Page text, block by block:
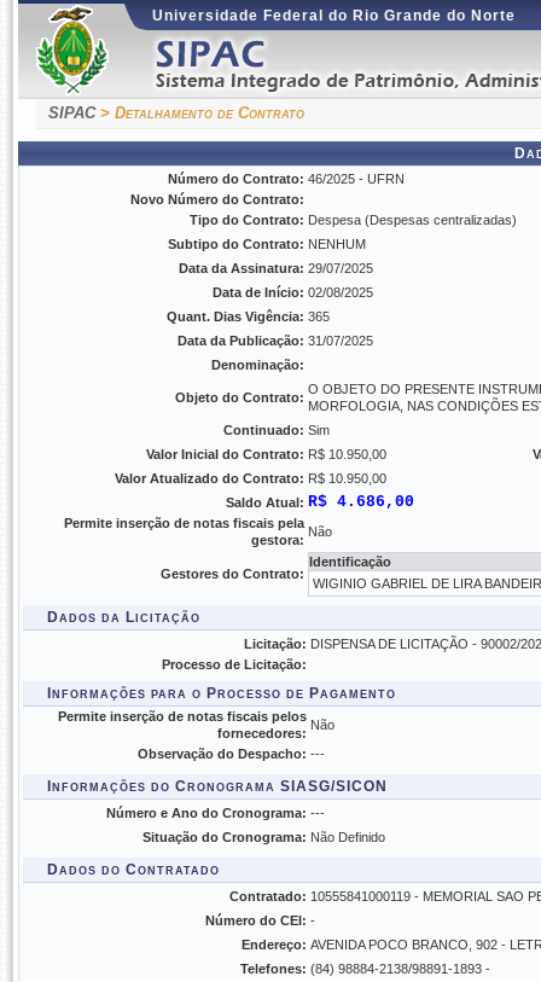
Universidade Federal do Rio Grande do Norte
SIPAC> Detalhamento de Contrato
Número do Contrato: 46/2025 - UFRN
Novo Número do Contrato:
Tipo do Contrato: Despesa (Despesas centralizadas)
Subtipo do Contrato: NENHUM
Data da Assinatura: 29/07/2025
Data de Início: 02/08/2025
Quant. Dias Vigência: 365
Data da Publicação: 31/07/2025
Denominação:
Objeto do Contrato:
O OBJETO DO PRESENTE
MORFOLOGIA, NAS CONDIÇÕES
Continuado: Sim
Valor Inicial do Contrato: R$ 10.950,00
Valor Atualizado do Contrato: R$ 10.950,00
Saldo Atual: R$ 4.686,00
Permite inserção de notas fiscais pela
gestora:
Não
Gestores do Contrato:
Identificação
WIGINIO GABRIEL DE LIRA
Dados da Licitação
Licitação: DISPENSA DE LICITAÇÃO - 90002/
Processo de Licitação:
Informações para o Processo de Pagamento
Permite inserção de notas fiscais pelos
fornecedores:
Não
Observação do Despacho: ---
Informações do Cronograma SIASG/SICON
Número e Ano do Cronograma: ---
Situação do Cronograma: Não Definido
Dados do Contratado
Contratado: 10555841000119 - MEMORIAL SAO
Número do CEI: -
Endereço: AVENIDA POCO BRANCO, 902 -
Telefones: (84) 98884-2138/98891-1893 -